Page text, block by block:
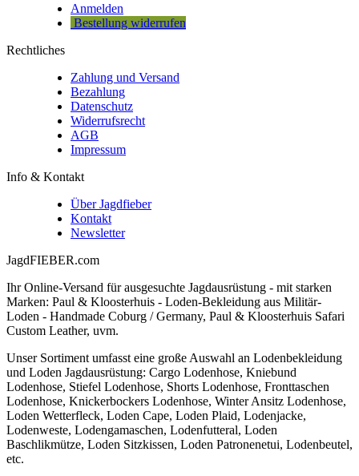
Anmelden
Bestellung widerrufen
Rechtliches
Zahlung und Versand
Bezahlung
Datenschutz
Widerrufsrecht
AGB
Impressum
Info & Kontakt
Über Jagdfieber
Kontakt
Newsletter
JagdFIEBER.com
Ihr Online-Versand für ausgesuchte Jagdausrüstung - mit starken
Marken: Paul & Kloosterhuis - Loden-Bekleidung aus Militär-
Loden - Handmade Coburg / Germany, Paul & Kloosterhuis Safari
Custom Leather, uvm.
Unser Sortiment umfasst eine große Auswahl an Lodenbekleidung
und Loden Jagdausrüstung: Cargo Lodenhose, Kniebund
Lodenhose, Stiefel Lodenhose, Shorts Lodenhose, Fronttaschen
Lodenhose, Knickerbockers Lodenhose, Winter Ansitz Lodenhose,
Loden Wetterfleck, Loden Cape, Loden Plaid, Lodenjacke,
Lodenweste, Lodengamaschen, Lodenfutteral, Loden
Baschlikmütze, Loden Sitzkissen, Loden Patronenetui, Lodenbeutel,
etc.